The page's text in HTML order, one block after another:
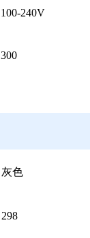
100-240V
300
灰色
298